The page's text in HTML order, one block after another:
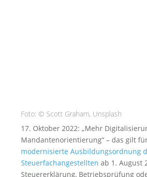
Foto: © Scott Graham, Unsplash
17. Oktober 2022: „Mehr
Mandantenorientierung“ – das gilt
modernisierte Ausbildungsordnung
Steuerfachangestellten ab 1. August
Steuererklärung, Betriebsprüfung